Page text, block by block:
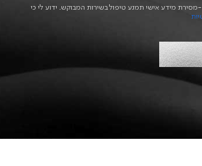
מידע אישי תמנע טיפול בשירות המבוקש. ידוע לי כי